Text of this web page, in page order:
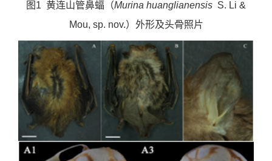
图 1 黄连山管鼻蝠（Murina huanglianensis S. Li &
Mou, sp. nov.）外形及头骨照片